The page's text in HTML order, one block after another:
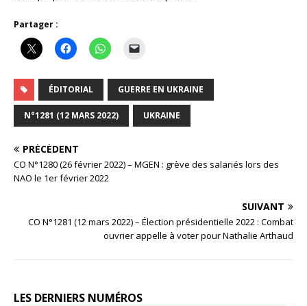
Partager :
ÉDITORIAL GUERRE EN UKRAINE
N°1281 (12 MARS 2022) UKRAINE
PRÉCÉDENT
CO N°1280 (26 février 2022) – MGEN : grève des salariés lors des
NAO le 1er février 2022
SUIVANT
CO N°1281 (12 mars 2022) – Élection présidentielle 2022 : Combat
ouvrier appelle à voter pour Nathalie Arthaud
LES DERNIERS NUMÉROS